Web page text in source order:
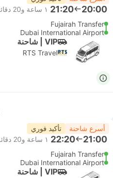
20:00
21:20 ١ ساعة و‫20 دقائق
Fujairah Transfer
Dubai International Airport
VIP | شاحنة
RTS Travel
أسرع شاحنة تأكيد فوري
21:00
22:20 ١ ساعة و‫20 دقائق
Fujairah Transfer
Dubai International Airport
VIP | شاحنة